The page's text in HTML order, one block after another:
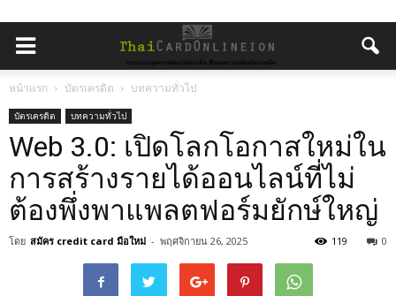
หน้าแรก บัตรเครดิต บทความทั่วไป
บัตรเครดิต บทความทั่วไป
Web 3.0: เปิดโลกโอกาสใหม่ใน
การสร้างรายได้ออนไลน์ที่ไม่
ต้องพึ่งพาแพลตฟอร์มยักษ์ใหญ่
โดย สมัคร credit card มือใหม่ - พฤศจิกายน 26, 2025 0
119